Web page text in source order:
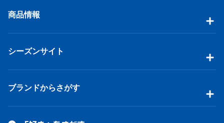
商品情報
シーズンサイト
ブランドからさがす